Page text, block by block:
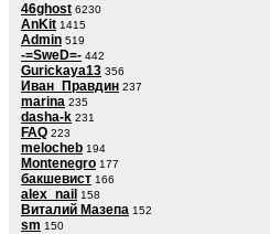
46ghost 6230
AnKit 1415
Admin 519
-=SweD=- 442
Gurickaya13 356
Иван_Правдин 237
marina 235
dasha-k 231
FAQ 223
melocheb 194
Montenegro 177
бакшевист 166
alex_nail 158
Виталий Мазепа 152
sm 150